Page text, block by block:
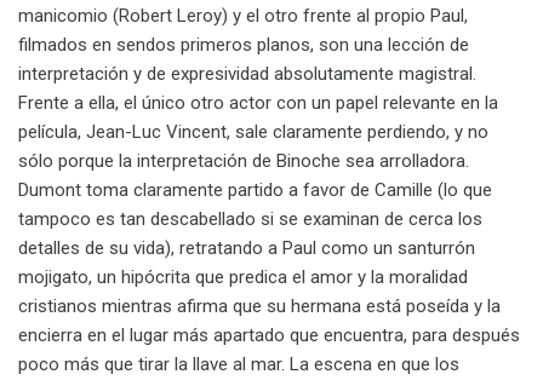
manicomio (Robert Leroy) y el otro frente al propio Paul,
filmados en sendos primeros planos, son una lección de
interpretación y de expresividad absolutamente magistral.
Frente a ella, el único otro actor con un papel relevante en la
película, Jean-Luc Vincent, sale claramente perdiendo, y no
sólo porque la interpretación de Binoche sea arrolladora.
Dumont toma claramente partido a favor de Camille (lo que
tampoco es tan descabellado si se examinan de cerca los
detalles de su vida), retratando a Paul como un santurrón
mojigato, un hipócrita que predica el amor y la moralidad
cristianos mientras afirma que su hermana está poseída y la
encierra en el lugar más apartado que encuentra, para después
poco más que tirar la llave al mar. La escena en que los